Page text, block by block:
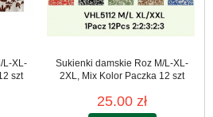
L-XL-
szt
Sukienki damskie Roz M/L-XL-
2XL, Mix Kolor Paczka 12 szt
25.00 zł